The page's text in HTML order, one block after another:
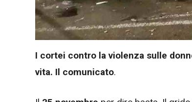
I cortei contro la violenza sulle
vita. Il comunicato.